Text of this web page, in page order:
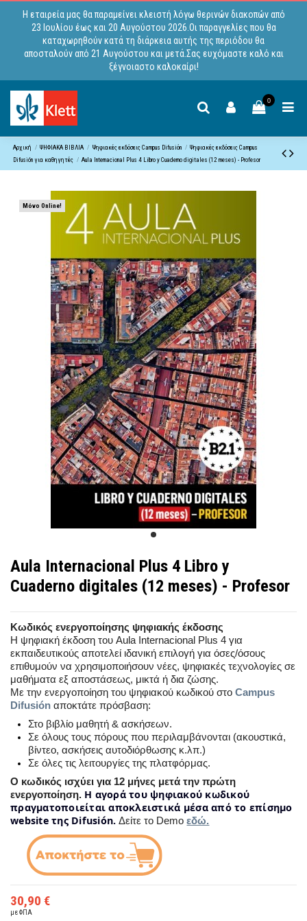
Η εταιρεία μας θα παραμείνει κλειστή λόγω θερινών διακοπών από
23 Ιουλίου έως και 20 Αυγούστου 2026.Οι παραγγελίες που θα
καταχωρηθούν κατά τη διάρκεια αυτής της περιόδου θα
αποσταλούν από 21 Αυγούστου και μετά.Σας ευχόμαστε καλό και
ξέγνοιαστο καλοκαίρι!
0
Αρχική ΨΗΦΙΑΚΑ ΒΙΒΛΙΑ Ψηφιακές εκδόσεις Campus Difusiόn
Ψηφιακές εκδόσεις Campus
Difusión για καθηγητές
Aula Internacional Plus 4 Libro y Cuaderno digitales (12 meses) - Profesor
Μόνο Online!
Aula Internacional Plus 4 Libro y
Cuaderno digitales (12 meses) - Profesor
Κωδικός ενεργοποίησης ψηφιακής έκδοσης
Η ψηφιακή έκδοση του Aula Internacional Plus 4 για
εκπαιδευτικούς αποτελεί ιδανική επιλογή για όσες/όσους
επιθυμούν να χρησιμοποιήσουν νέες, ψηφιακές τεχνολογίες σε
μαθήματα εξ αποστάσεως, μικτά ή δια ζώσης.
Με την ενεργοποίηση του ψηφιακού κωδικού στο Campus
Difusión αποκτάτε πρόσβαση:
Στο βιβλίο μαθητή & ασκήσεων.
Σε όλους τους πόρους που περιλαμβάνονται (ακουστικά,
βίντεο, ασκήσεις αυτοδιόρθωσης κ.λπ.)
Σε όλες τις λειτουργίες της πλατφόρμας.
Ο κωδικός ισχύει για 12 μήνες μετά την πρώτη
ενεργοποίηση. H αγορά του ψηφιακού κωδικού
πραγματοποιείται αποκλειστικά μέσα από το επίσημο
website της Difusión. Δείτε το Demoεδώ.
30,90 €
με ΦΠΑ